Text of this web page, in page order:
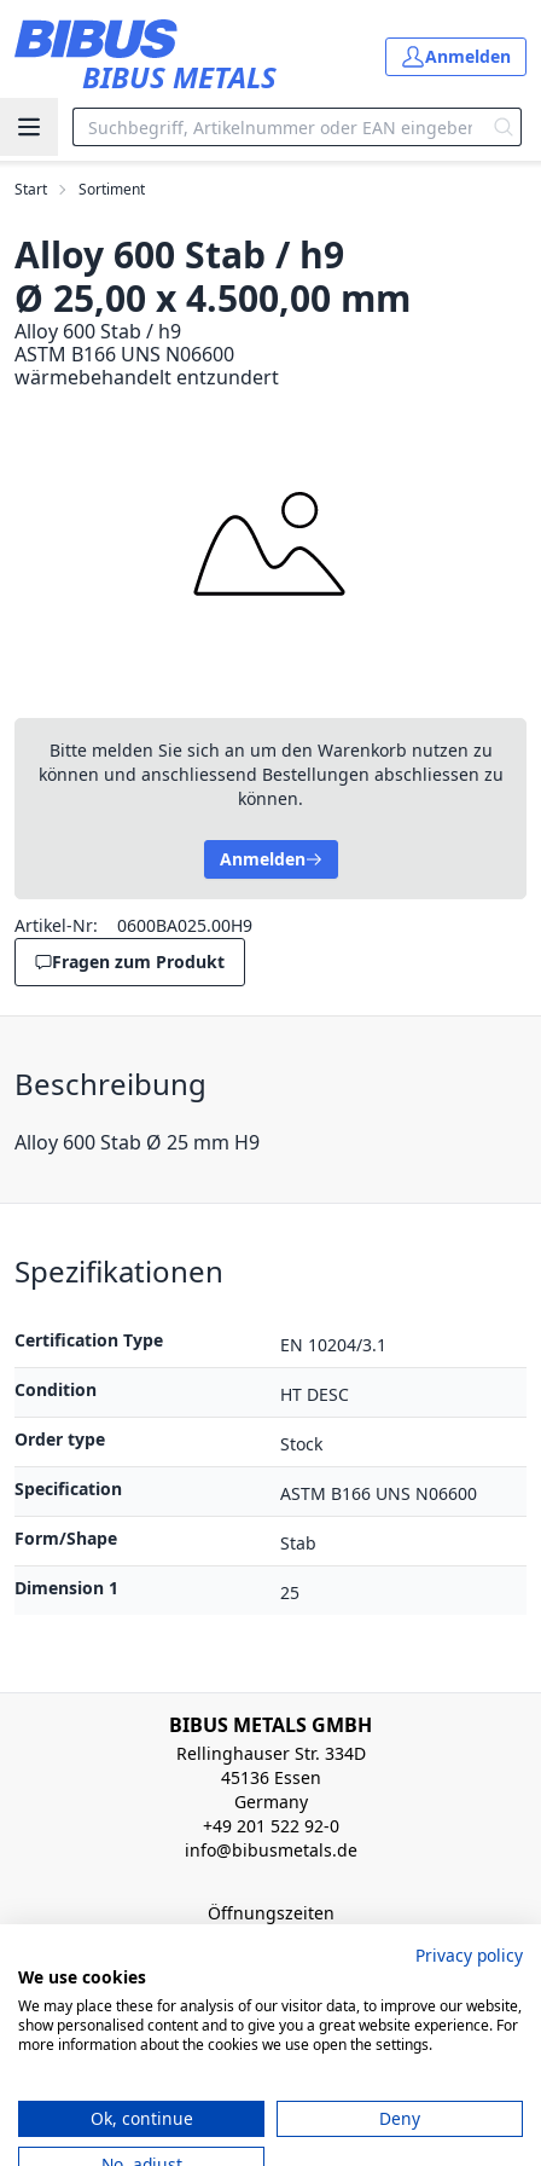
BIBUS METALS
Anmelden
Start Sortiment
Alloy 600 Stab / h9
Ø 25,00 x 4.500,00 mm
Alloy 600 Stab / h9
ASTM B166 UNS N06600
wärmebehandelt entzundert
Bitte melden Sie sich an um den Warenkorb nutzen zu
können und anschliessend Bestellungen abschliessen zu
können.
Anmelden
Artikel-Nr:
0600BA025.00H9
Fragen zum Produkt
Beschreibung
Alloy 600 Stab Ø 25 mm H9
Spezifikationen
Certification Type
EN 10204/3.1
Condition
HT DESC
Order type
Stock
Specification
ASTM B166 UNS N06600
Form/Shape
Stab
Dimension 1
25
BIBUS METALS GMBH
Rellinghauser Str. 334D
45136 Essen
Germany
+49 201 522 92-0
info@bibusmetals.de
Öffnungszeiten
© 2026 BIBUS, all rights reserved
powered by polynorm
Privacy policy
We use cookies
We may place these for analysis of our visitor data, to improve our website,
show personalised content and to give you a great website experience. For
more information about the cookies we use open the settings.
Ok, continue
Deny